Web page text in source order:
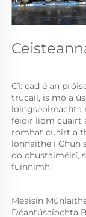
C1: cad é an
trucail, is mó a
loingseoireachta
féidir liom cuairt
romhat cuairt a
lonnaithe i Chun
do chustaiméirí,
fuinnimh.
Meaisín
Déantúsaíochta